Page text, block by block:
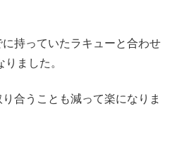
持っていたラキューと合わせ
ました。
合うことも減って楽になりま